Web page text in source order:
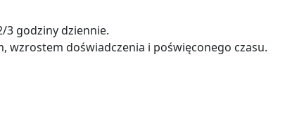
3 godziny dziennie.
wzrostem doświadczenia i poświęconego czasu.